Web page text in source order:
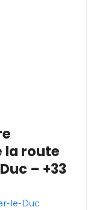
la route
– +33
le-Duc